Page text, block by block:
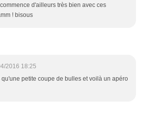
d'ailleurs très bien avec ces
! bisous
2016 18:25
qu'une petite coupe de bulles et voilà un apéro